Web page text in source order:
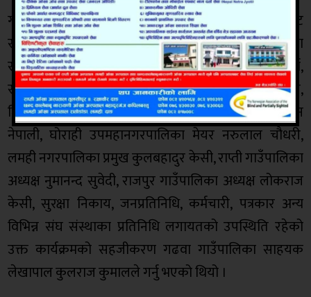
गाउँपालिका उपाध्यक्ष शान्ति चौधरीको स्वागत मन्तव्यबाट
संचालन भएको कार्यक्रममा प्रदेश नम्बर ५ का प्रदेश सभा
सदस्य इन्द्रजित थारु, सुजिता शाक्य, रेवतीरण शर्मा, दामा शर्मा,
सरस्वती गौतम प्रमुख जिल्ला अधिकारी गोबिन्दप्रसाद रिजाल,
जिल्ला विपद व्यवस्थापन समितिका सभापति जितेन्द्रमान
नेपाली, घोराही उपमहानगरपालिका मेयर नरुलाल चौधरी,
लमही नगरपालिका प्रमुख कुलबहादुर केसी, राप्ती गाउँपालिका
अध्यक्ष नुमानन्द सुवेदी, राजपुर गाउँपालिका अध्यक्ष लोकराज
केसी, सुरक्षा निकाय, जनप्रतिनिधि, कर्मचारी, पत्रकार अन्य
विभिन्न संघ संस्थाका प्रतिनिधि लगायतको उपस्थिति रहेको
उक्त कार्यक्रमको सहजीकरण गढवा गाउँपालिका साहयक
लेखापाल कुलराज कुमालले गर्नु भएको थियो ।